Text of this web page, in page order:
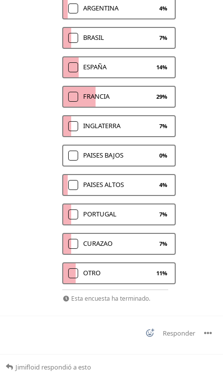
ARGENTINA 4%
BRASIL 7%
ESPAÑA 14%
FRANCIA 29%
INGLATERRA 7%
PAISES BAJOS 0%
PAISES ALTOS 4%
PORTUGAL 7%
CURAZAO 7%
OTRO 11%
Esta encuesta ha terminado.
Responder
Jimifloid respondió a esto